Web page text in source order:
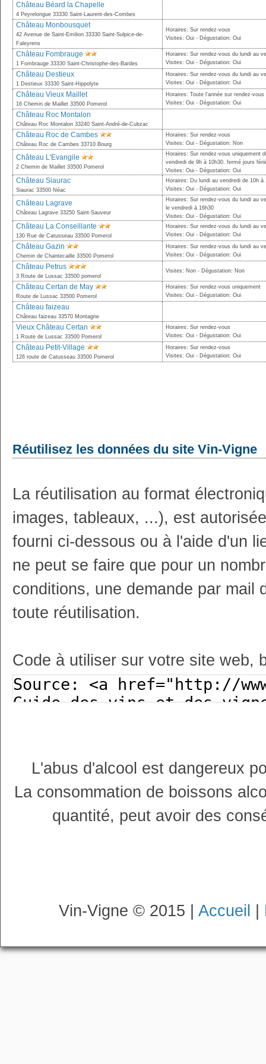
Château Béard la Chapelle
4 Peyrelongue 33330 Saint-Laurent-des-Combes
Château Monbousquet
42 Avenue de Saint-Emilion 33330 Saint-Sulpice-de-
Faleyrens
Horaires: Sur rendez-vous
Visites: Oui - Dégustation: Oui
Château Fombrauge
1 Fombrauge 33330 Saint-Christophe-des-Bardes
Horaires: Sur rendez-vous du lundi au
Visites: Oui - Dégustation: Oui
Château Destieux
1 Destieux 33330 Saint-Hippolyte
Horaires: Sur rendez-vous du lundi au
Visites: Oui - Dégustation: Oui
Château Vieux Maillet
16 Chemin de Maillet 33500 Pomerol
Horaires: Toute l'année sur rendez-vous
Visites: Oui - Dégustation: Oui
Château Roc Montalon
Château Roc Montalon 33240 Saint-André-de-Cubzac
Château Roc de Cambes
Château Roc de Cambes 33710 Bourg
Horaires: Sur rendez-vous
Visites: Oui - Dégustation: Non
Château L'Evangile
2 Chemin de Maillet 33500 Pomerol
Horaires: Sur rendez-vous uniquement
vendredi de 9h à 10h30. fermé jours
Visites: Oui - Dégustation: Oui
Château Siaurac
Siaurac 33500 Néac
Horaires: Du lundi au vendredi de 10h
Visites: Oui - Dégustation: Oui
Château Lagrave
Château Lagrave 33250 Saint-Sauveur
Horaires: Sur rendez-vous du lundi au
le vendredi à 16h30
Visites: Oui - Dégustation: Oui
Château La Conseillante
130 Rue de Catusseau 33500 Pomerol
Horaires: Sur rendez-vous du lundi au
Visites: Oui - Dégustation: Oui
Château Gazin
Chemin de Chantecaille 33500 Pomerol
Horaires: Sur rendez-vous du lundi au
Visites: Oui - Dégustation: Oui
Château Petrus
3 Route de Lussac 33500 pomerol
Visites: Non - Dégustation: Non
Château Certan de May
Route de Lussac 33500 Pomerol
Horaires: Sur rendez-vous uniquement
Visites: Oui - Dégustation: Oui
Château faizeau
Château faizeau 33570 Montagne
Vieux Château Certan
1 Route de Lussac 33500 Pomerol
Horaires: Sur rendez-vous
Visites: Oui - Dégustation: Oui
Château Petit-Village
126 route de Catusseau 33500 Pomerol
Horaires: Sur rendez-vous
Visites: Oui - Dégustation: Oui
Réutilisez les données du site Vin-Vigne
La réutilisation au format
images, tableaux, ...), est
fourni ci-dessous ou à l'aide d'un
ne peut se faire que pour un
conditions, une demande par mail
toute réutilisation.
Code à utiliser sur votre site web,
L'abus d'alcool est dangereux
La consommation de boissons
quantité, peut avoir des
Vin-Vigne © 2015 | Accueil